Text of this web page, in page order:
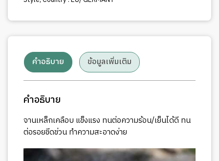
คำอธิบาย ข้อมูลเพิ่มเติม
คำอธิบาย
จานเหล็กเคลือบ แข็งแรง ทนต่อความร้อน/เย็นได้ดี ทน
ต่อรอยขีดข่วน ทำความสะอาดง่าย